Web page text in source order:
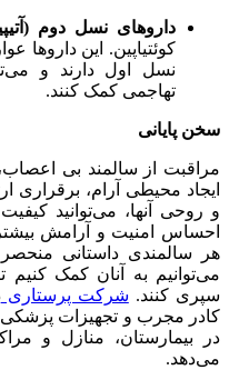
داروهای نسل دوم
کوئتیاپین. این داروها
نسل اول دارند و
تهاجمی کمک کنند.
سخن پایانی
مراقبت از سالمند بی
ایجاد محیطی آرام، برقراری
و روحی آنها، می‌توانید
احساس امنیت و آرامش
هر سالمندی داستانی
می‌توانیم به آنان کمک کنیم
سپری کنند. شرکت پرستاری
کادر مجرب و تجهیزات
در بیمارستان، منازل و
می‌دهد.